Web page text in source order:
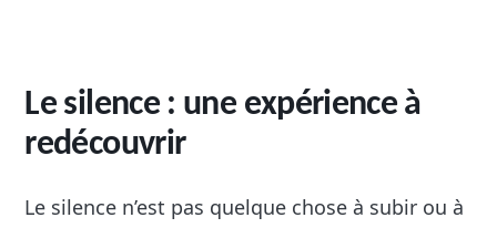
Le silence : une expérience à
redécouvrir
Le silence n’est pas quelque chose à subir ou à